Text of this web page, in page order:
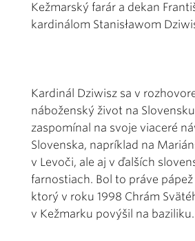
Kežmarský farár a dekan
kardinálom Stanisławom
Kardinál Dziwisz sa v
náboženský život na
zaspomínal na svoje viaceré
Slovenska, napríklad na
v Levoči, ale aj v ďalších
farnostiach. Bol to práve pápež
ktorý v roku 1998 Chrám
v Kežmarku povýšil na baziliku.